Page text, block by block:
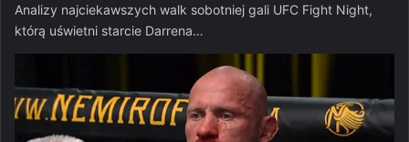
Analizy najciekawszych walk sobotniej gali UFC Fight Night,
którą uświetni starcie Darrena…